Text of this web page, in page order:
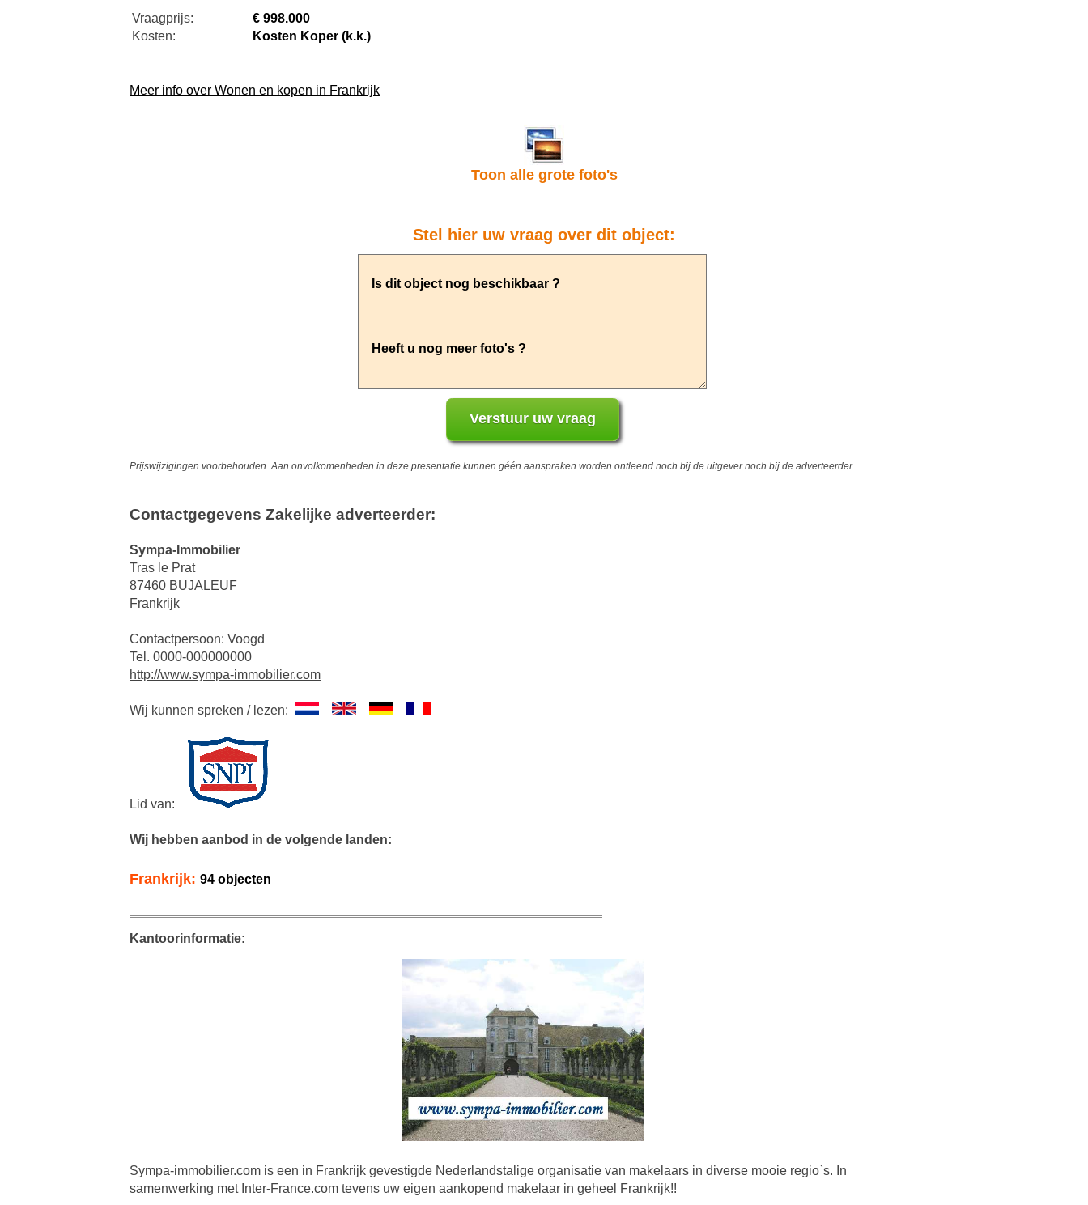
Vraagprijs:
€ 998.000
Kosten:
Kosten Koper (k.k.)
Meer info over Wonen en kopen in Frankrijk
Toon alle grote foto's
Stel hier uw vraag over dit object:
Prijswijzigingen voorbehouden. Aan onvolkomenheden in deze presentatie kunnen géén aanspraken worden ontleend noch bij de uitgever noch bij de adverteerder.
Contactgegevens Zakelijke adverteerder:
Sympa-Immobilier
Tras le Prat
87460 BUJALEUF
Frankrijk
Contactpersoon: Voogd
Tel. 0000-000000000
http://www.sympa-immobilier.com
Wij kunnen spreken / lezen:
Lid van:
Wij hebben aanbod in de volgende landen:
Frankrijk: 94 objecten
Kantoorinformatie:
Sympa-immobilier.com is een in Frankrijk gevestigde Nederlandstalige organisatie van makelaars in diverse mooie regio`s. In
samenwerking met Inter-France.com tevens uw eigen aankopend makelaar in geheel Frankrijk!!